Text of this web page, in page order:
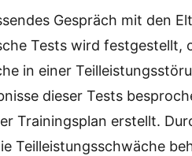
Gespräch mit den
Tests wird festgestellt,
in einer
dieser Tests
Trainingsplan erstellt.
Teilleistungsschwäche